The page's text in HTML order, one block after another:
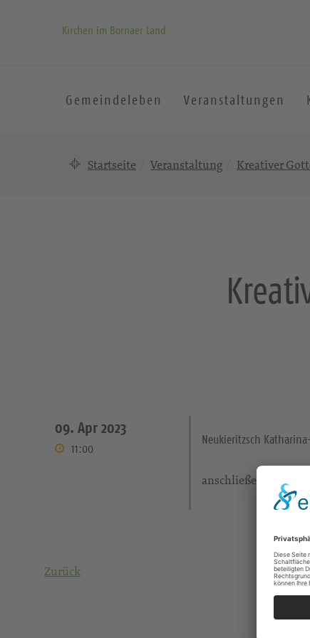
Kirchen im Bornaer Land
Gemeindeleben Veranstaltungen
Startseite Veranstaltung Kreativer
09. Apr 2023
11:00
Neukieritzsch
anschließend
Zurück